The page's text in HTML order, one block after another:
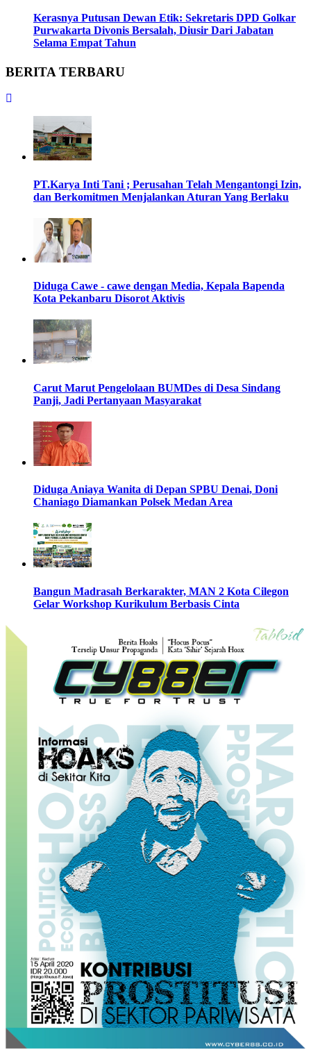
Kerasnya Putusan Dewan Etik: Sekretaris DPD Golkar
Purwakarta Divonis Bersalah, Diusir Dari Jabatan
Selama Empat Tahun
BERITA TERBARU
PT.Karya Inti Tani ; Perusahan Telah Mengantongi Izin,
dan Berkomitmen Menjalankan Aturan Yang Berlaku
Diduga Cawe - cawe dengan Media, Kepala Bapenda
Kota Pekanbaru Disorot Aktivis
Carut Marut Pengelolaan BUMDes di Desa Sindang
Panji, Jadi Pertanyaan Masyarakat
Diduga Aniaya Wanita di Depan SPBU Denai, Doni
Chaniago Diamankan Polsek Medan Area
Bangun Madrasah Berkarakter, MAN 2 Kota Cilegon
Gelar Workshop Kurikulum Berbasis Cinta